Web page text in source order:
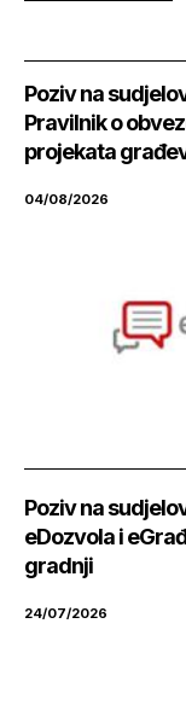
Poziv na
Pravilnik o
projekata
04/08/2026
Poziv na
eDozvola i
gradnji
24/07/2026